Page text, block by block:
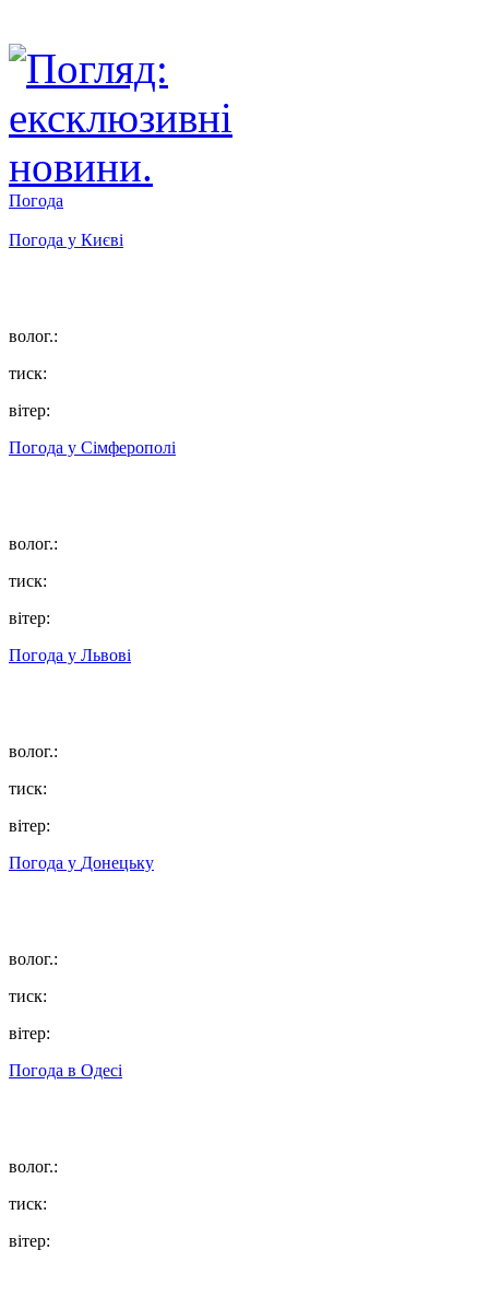
Погода
Погода у Києві
волог.:
тиск:
вітер:
Погода у Сімферополі
волог.:
тиск:
вітер:
Погода у Львові
волог.:
тиск:
вітер:
Погода у Донецьку
волог.:
тиск:
вітер:
Погода в Одесі
волог.:
тиск:
вітер: